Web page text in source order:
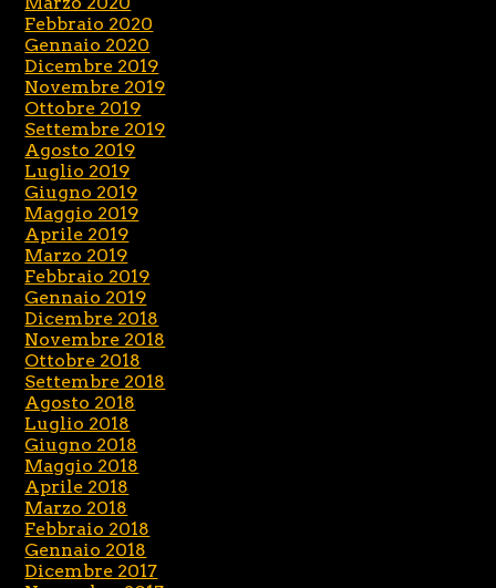
Febbraio 2020
Gennaio 2020
Dicembre 2019
Novembre 2019
Ottobre 2019
Settembre 2019
Agosto 2019
Luglio 2019
Giugno 2019
Maggio 2019
Aprile 2019
Marzo 2019
Febbraio 2019
Gennaio 2019
Dicembre 2018
Novembre 2018
Ottobre 2018
Settembre 2018
Agosto 2018
Luglio 2018
Giugno 2018
Maggio 2018
Aprile 2018
Marzo 2018
Febbraio 2018
Gennaio 2018
Dicembre 2017